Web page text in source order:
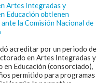
Artes Integradas y
Educación obtienen
la Comisión Nacional de
acreditar por un periodo de
en Artes Integradas y
en Educación (consorciado),
permitido para programas